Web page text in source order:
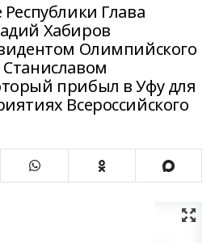
Глава
Хабиров
Олимпийского
прибыл в Уфу для
Всероссийского